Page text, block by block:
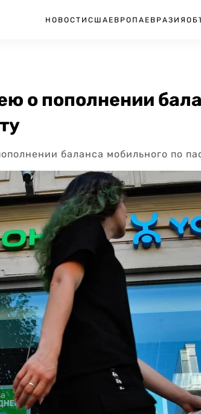
НОВОСТИ США ЕВРОПА ЕВРАЗИЯ
о пополнении
баланса мобильного по